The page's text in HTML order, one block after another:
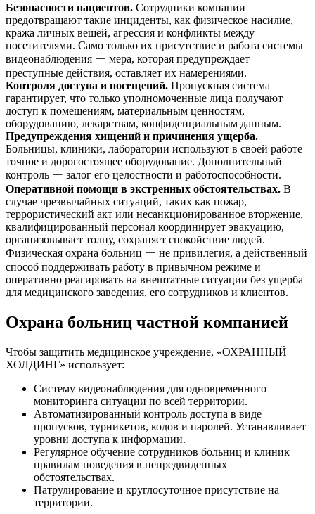
Безопасности пациентов. Сотрудники компании
предотвращают такие инциденты, как физическое насилие,
кража личных вещей, агрессия и конфликты между
посетителями. Само только их присутствие и работа системы
видеонаблюдения ー мера, которая предупреждает
преступные действия, оставляет их намерениями.
Контроля доступа и посещений. Пропускная система
гарантирует, что только уполномоченные лица получают
доступ к помещениям, материальным ценностям,
оборудованию, лекарствам, конфиденциальным данным.
Предупреждения хищений и причинения ущерба.
Больницы, клиники, лаборатории используют в своей работе
точное и дорогостоящее оборудование. Дополнительный
контроль ー залог его целостности и работоспособности.
Оперативной помощи в экстренных обстоятельствах. В
случае чрезвычайных ситуаций, таких как пожар,
террористический акт или несанкционированное вторжение,
квалифицированный персонал координирует эвакуацию,
организовывает толпу, сохраняет спокойствие людей.
Физическая охрана больниц ー не привилегия, а действенный
способ поддерживать работу в привычном режиме и
оперативно реагировать на внештатные ситуации без ущерба
для медицинского заведения, его сотрудников и клиентов.
Охрана больниц частной компанией
Чтобы защитить медицинское учреждение, «ОХРАННЫЙ
ХОЛДИНГ» использует:
Систему видеонаблюдения для одновременного
мониторинга ситуации по всей территории.
Автоматизированный контроль доступа в виде
пропусков, турникетов, кодов и паролей. Устанавливает
уровни доступа к информации.
Регулярное обучение сотрудников больниц и клиник
правилам поведения в непредвиденных
обстоятельствах.
Патрулирование и круглосуточное присутствие на
территории.